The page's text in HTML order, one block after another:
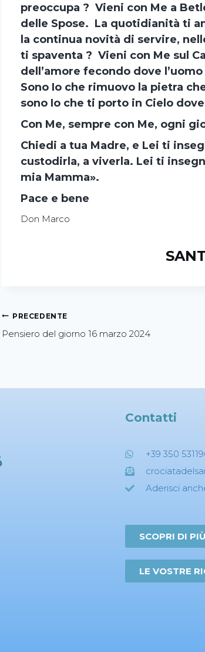
preoccupa ? Vieni con Me a
delle Spose. La quotidianità ti
la continua novità di servire,
ti spaventa ? Vieni con Me sul
dell’amore fecondo dove
Sono Io che rimuovo la pietra
sono Io che ti porto in Cielo
Con Me, sempre con Me, ogni
Chiedi a tua Madre, e Lei ti
custodirla, a viverla. Lei ti
mia Mamma».
Pace e bene
Don Marco
PRECEDENTE
Pensiero del giorno 16 marzo 2024
Contatti
+39 350
Aderisci
SCOPRI DI PIÙ
LE VOSTRE